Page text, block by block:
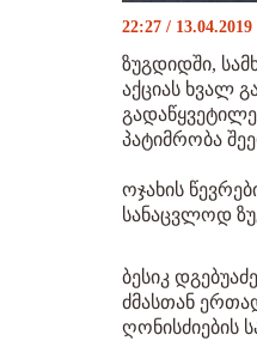
22:27 / 13.04.2019
ზუგდიდში,
აქციას ხვალ
პატიმრობა
ოჯახის
სანაცვლოდ
ბესიკ
ძმასთან
ღონისძიების